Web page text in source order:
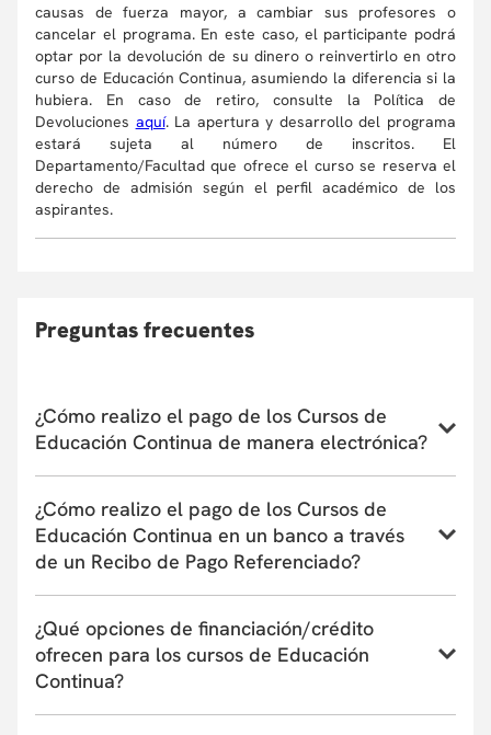
causas de fuerza mayor, a cambiar sus profesores o
cancelar el programa. En este caso, el participante podrá
optar por la devolución de su dinero o reinvertirlo en otro
curso de Educación Continua, asumiendo la diferencia si la
hubiera. En caso de retiro, consulte la Política de
Devoluciones aquí. La apertura y desarrollo del programa
estará sujeta al número de inscritos. El
Departamento/Facultad que ofrece el curso se reserva el
derecho de admisión según el perfil académico de los
aspirantes.
Preguntas frecuentes
¿Cómo realizo el pago de los Cursos de
Educación Continua de manera electrónica?
programa o taller de Educación Continua aquí
¿Cómo realizo el pago de los Cursos de
Educación Continua en un banco a través
de un Recibo de Pago Referenciado?
un Recibo de Pago Referenciado aquí
¿Qué opciones de financiación/crédito
ofrecen para los cursos de Educación
Continua?